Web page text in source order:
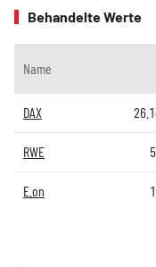
Behandelte Werte
Name
DAX
RWE
E.on